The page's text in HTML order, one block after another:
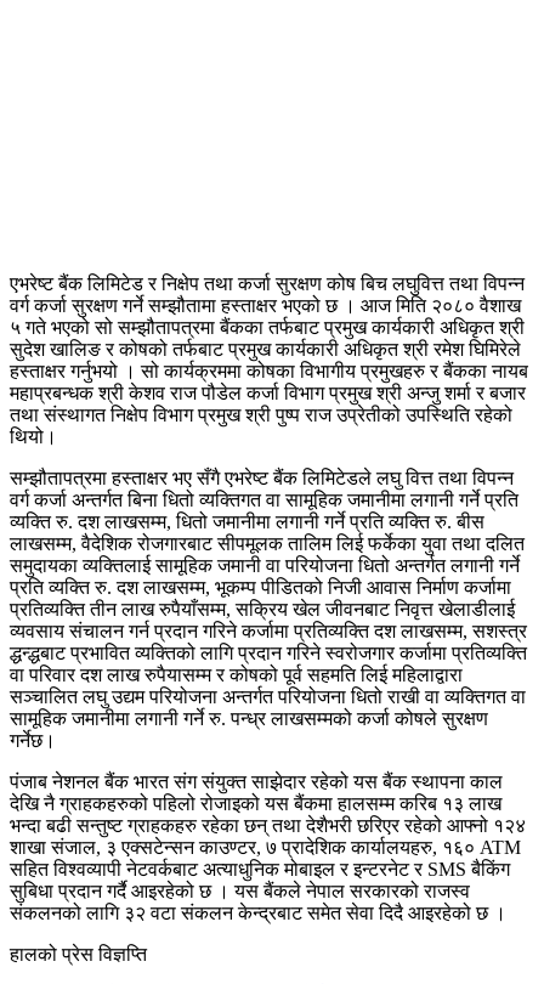
एभरेष्ट बैंक लिमिटेड र निक्षेप तथा कर्जा सुरक्षण कोष बिच लघुवित्त तथा विपन्न
वर्ग कर्जा सुरक्षण गर्ने सम्झौतामा हस्ताक्षर भएको छ । आज मिति २०८० वैशाख
५ गते भएको सो सम्झौतापत्रमा बैंकका तर्फबाट प्रमुख कार्यकारी अधिकृत श्री
सुदेश खालिङ र कोषको तर्फबाट प्रमुख कार्यकारी अधिकृत श्री रमेश घिमिरेले
हस्ताक्षर गर्नुभयो । सो कार्यक्रममा कोषका विभागीय प्रमुखहरु र बैंकका नायब
महाप्रबन्धक श्री केशव राज पौडेल कर्जा विभाग प्रमुख श्री अन्जु शर्मा र बजार
तथा संस्थागत निक्षेप विभाग प्रमुख श्री पुष्प राज उप्रेतीको उपस्थिति रहेको
थियो।
सम्झौतापत्रमा हस्ताक्षर भए सँगै एभरेष्ट बैंक लिमिटेडले लघु वित्त तथा विपन्न
वर्ग कर्जा अन्तर्गत बिना धितो व्यक्तिगत वा सामूहिक जमानीमा लगानी गर्ने प्रति
व्यक्ति रु. दश लाखसम्म, धितो जमानीमा लगानी गर्ने प्रति व्यक्ति रु. बीस
लाखसम्म, वैदेशिक रोजगारबाट सीपमूलक तालिम लिई फर्केका युवा तथा दलित
समुदायका व्यक्तिलाई सामूहिक जमानी वा परियोजना धितो अन्तर्गत लगानी गर्ने
प्रति व्यक्ति रु. दश लाखसम्म, भूकम्प पीडितको निजी आवास निर्माण कर्जामा
प्रतिव्यक्ति तीन लाख रुपैयाँसम्म, सक्रिय खेल जीवनबाट निवृत्त खेलाडीलाई
व्यवसाय संचालन गर्न प्रदान गरिने कर्जामा प्रतिव्यक्ति दश लाखसम्म, सशस्त्र
द्धन्द्धबाट प्रभावित व्यक्तिको लागि प्रदान गरिने स्वरोजगार कर्जामा प्रतिव्यक्ति
वा परिवार दश लाख रुपैयासम्म र कोषको पूर्व सहमति लिई महिलाद्वारा
सञ्चालित लघु उद्यम परियोजना अन्तर्गत परियोजना धितो राखी वा व्यक्तिगत वा
सामूहिक जमानीमा लगानी गर्ने रु. पन्ध्र लाखसम्मको कर्जा कोषले सुरक्षण
गर्नेछ।
पंजाब नेशनल बैंक भारत संग संयुक्त साझेदार रहेको यस बैंक स्थापना काल
देखि नै ग्राहकहरुको पहिलो रोजाइको यस बैंकमा हालसम्म करिब १३ लाख
भन्दा बढी सन्तुष्ट ग्राहकहरु रहेका छन् तथा देशैभरी छरिएर रहेको आफ्नो १२४
शाखा संजाल, ३ एक्सटेन्सन काउण्टर, ७ प्रादेशिक कार्यालयहरु, १६० ATM
सहित विश्वव्यापी नेटवर्कबाट अत्याधुनिक मोबाइल र इन्टरनेट र SMS बैकिंग
सुबिधा प्रदान गर्दै आइरहेको छ । यस बैंकले नेपाल सरकारको राजस्व
संकलनको लागि ३२ वटा संकलन केन्द्रबाट समेत सेवा दिदै आइरहेको छ ।
हालको प्रेस विज्ञप्ति